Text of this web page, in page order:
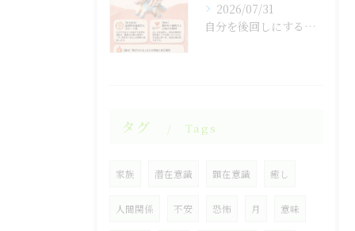
2026/07/31
自分を後回しにするのをやめると人生が変わる！
タグ Tags
家族 潜在意識 顕在意識 癒し
人間関係 不安 恐怖 月 意味